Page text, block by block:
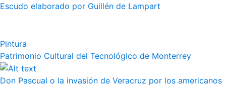
Escudo elaborado por Guillén de Lampart
Pintura
Patrimonio Cultural del Tecnológico de Monterrey
Don Pascual o la invasión de Veracruz por los americanos